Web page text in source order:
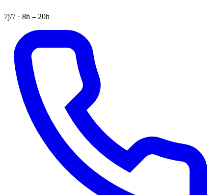
7j/7 · 8h – 20h